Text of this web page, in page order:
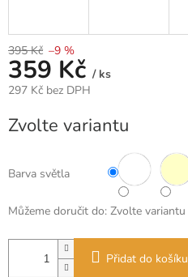
395 Kč –9 %
359 Kč / ks
297 Kč bez DPH
cena:
Zvolte variantu
Barva světla
Můžeme doručit do: Zvolte variantu
Přidat do košíku